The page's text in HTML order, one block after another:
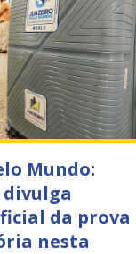
Mundo:
da prova
nesta